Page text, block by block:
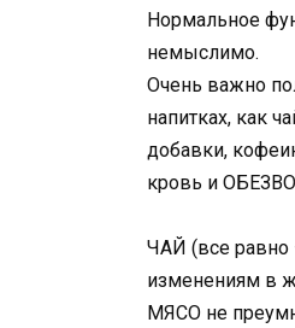
Нормальное
немыслимо.
Очень важно
напитках, как
добавки,
кровь и
ЧАЙ (все равно
изменениям в
МЯСО не